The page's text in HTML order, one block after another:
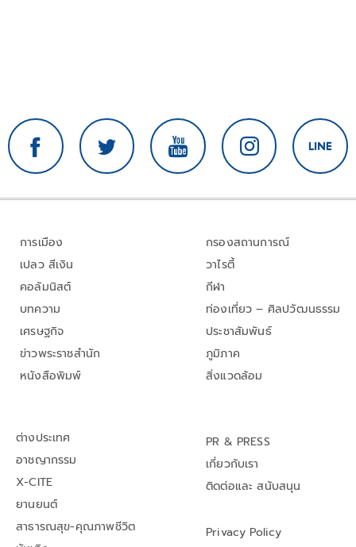
การเมือง
เปลว สีเงิน
คอลัมนิสต์
บทความ
เศรษฐกิจ
ข่าวพระราชสำนัก
หนังสือพิมพ์
กรองสถานการณ์
วาไรตี้
กีฬา
ท่องเที่ยว – ศิลปวัฒนธรรม
ประชาสัมพันธ์
ภูมิภาค
สิ่งแวดล้อม
ต่างประเทศ
อาชญากรรม
X-CITE
ยานยนต์
สาธารณสุข-คุณภาพชีวิต
PR & PRESS
เกี่ยวกับเรา
ติดต่อและ สนับสนุน
Privacy Policy